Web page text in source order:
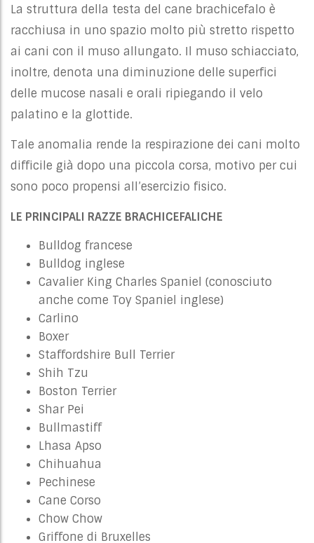
La struttura della testa del cane brachicefalo è
racchiusa in uno spazio molto più stretto rispetto
ai cani con il muso allungato. Il muso schiacciato,
inoltre, denota una diminuzione delle superfici
delle mucose nasali e orali ripiegando il velo
palatino e la glottide.
Tale anomalia rende la respirazione dei cani molto
difficile già dopo una piccola corsa, motivo per cui
sono poco propensi all’esercizio fisico.
LE PRINCIPALI RAZZE BRACHICEFALICHE
Bulldog francese
Bulldog inglese
Cavalier King Charles Spaniel (conosciuto
anche come Toy Spaniel inglese)
Carlino
Boxer
Staffordshire Bull Terrier
Shih Tzu
Boston Terrier
Shar Pei
Bullmastiff
Lhasa Apso
Chihuahua
Pechinese
Cane Corso
Chow Chow
Griffone di Bruxelles